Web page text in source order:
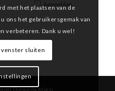
Aanmelden
Theme by Kriesi
met het plaatsen van de
ons het gebruikersgemak van
verbeteren. Dank u wel!
venster sluiten